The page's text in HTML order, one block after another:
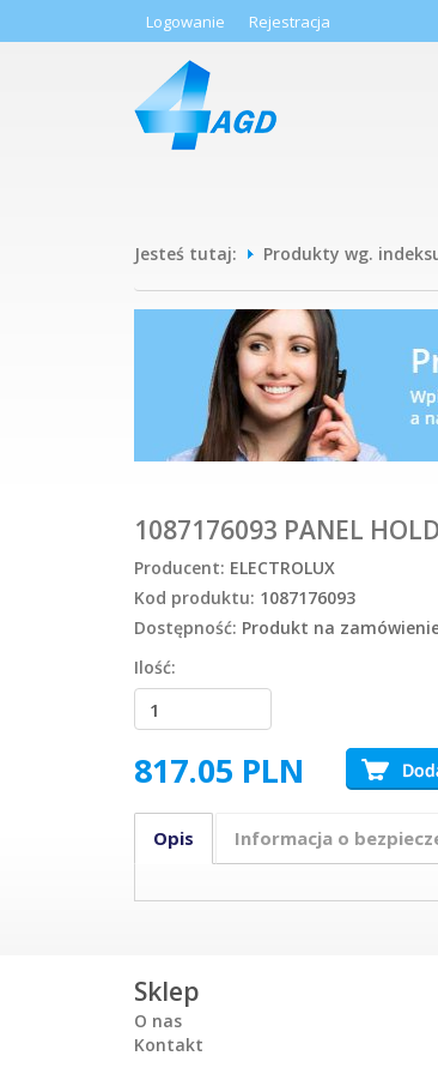
Logowanie Rejestracja
Jesteś tutaj: Produkty wg.
1087176093 PANEL
Producent: ELECTROLUX
Kod produktu: 1087176093
Dostępność: Produkt na
Ilość:
817.05 PLN
Opis Informacja o
Sklep
O nas
Kontakt